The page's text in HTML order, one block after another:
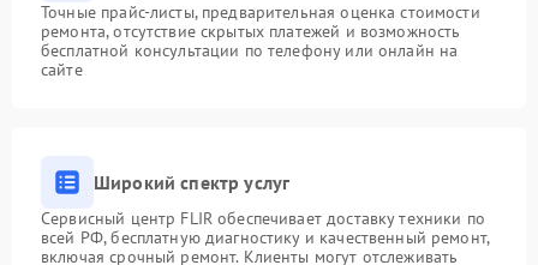
Точные прайс-листы, предварительная оценка стоимости
ремонта, отсутствие скрытых платежей и возможность
бесплатной консультации по телефону или онлайн на
сайте
Широкий спектр услуг
Сервисный центр FLIR обеспечивает доставку техники по
всей РФ, бесплатную диагностику и качественный ремонт,
включая срочный ремонт. Клиенты могут отслеживать